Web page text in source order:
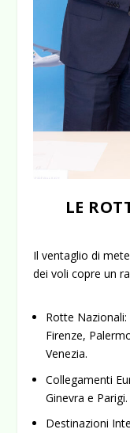
LE
Il ventaglio di
dei voli copre un
Rotte Nazionali:
Firenze,
Venezia.
Collegamenti
Ginevra e Parigi.
Destinazioni